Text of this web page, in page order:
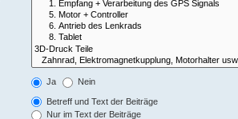
Ja Nein
Betreff und Text der Beiträge
Nur im Text der Beiträge